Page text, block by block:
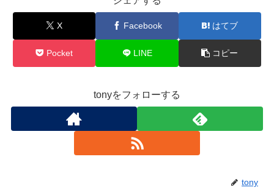
X Facebook はてブ
Pocket LINE コピー
tonyをフォローする
tony